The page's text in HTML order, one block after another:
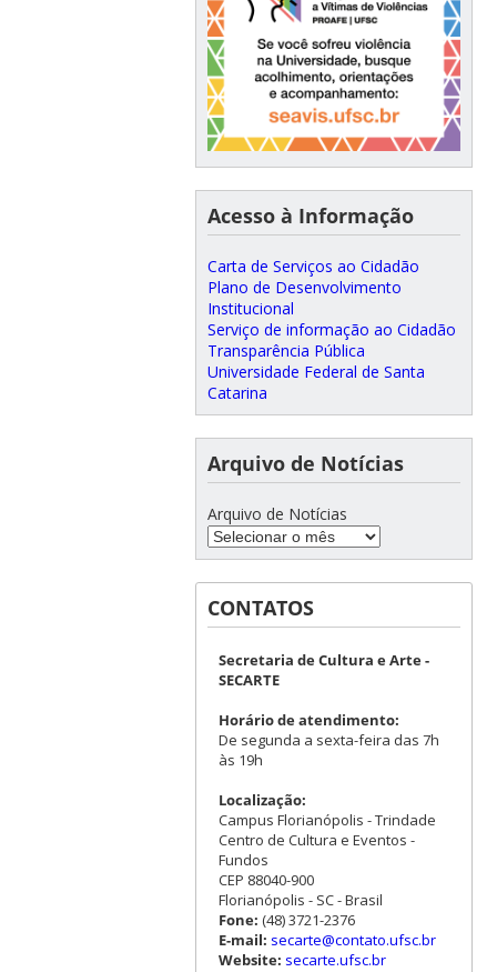
Acesso à Informação
Carta de Serviços ao Cidadão
Plano de Desenvolvimento
Institucional
Serviço de informação ao Cidadão
Transparência Pública
Universidade Federal de Santa
Catarina
Arquivo de Notícias
Arquivo de Notícias
CONTATOS
Secretaria de Cultura e Arte -
SECARTE
Horário de atendimento:
De segunda a sexta-feira das 7h
às 19h
Localização:
Campus Florianópolis - Trindade
Centro de Cultura e Eventos -
Fundos
CEP 88040-900
Florianópolis - SC - Brasil
Fone: (48) 3721-2376
E-mail: secarte@contato.ufsc.br
Website: secarte.ufsc.br